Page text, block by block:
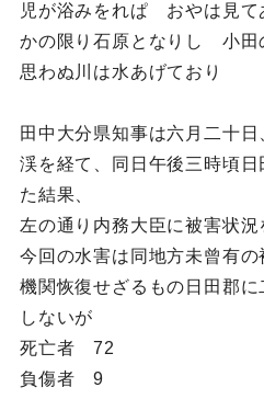
児が浴みをれぱ おやは見て
かの限り石原となりし 小田
思わぬ川は水あげており
田中大分県知事は六月二十
渓を経て、同日午後三時頃
た結果、
左の通り内務大臣に被害状況
今回の水害は同地方未曾有
機関恢復せざるもの日田郡
しないが
死亡者 72
負傷者 9